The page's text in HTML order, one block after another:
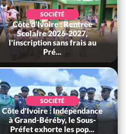
POLITIQUE
Côte d'Ivoire : Après le pari
réussi du 66e anniversaire,
Adama Bictogo : «...
POLITIQUE
Côte d'Ivoire : 66e
anniversaire de
l'Indépendance, les Forces de
Défense e...